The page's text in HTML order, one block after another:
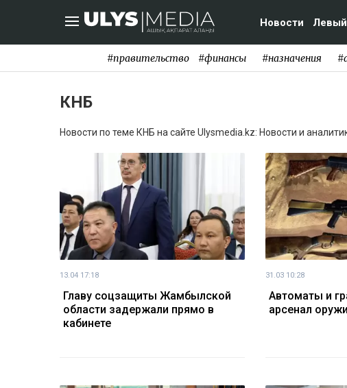
Новости
#правительство #финансы #назначения
КНБ
Новости по теме КНБ на сайте Ulysmedia.kz: Новости и
13.04 17:18
Главу соцзащиты Жамбылской
области задержали прямо в
кабинете
31.03 10:28
Автоматы и
арсенал